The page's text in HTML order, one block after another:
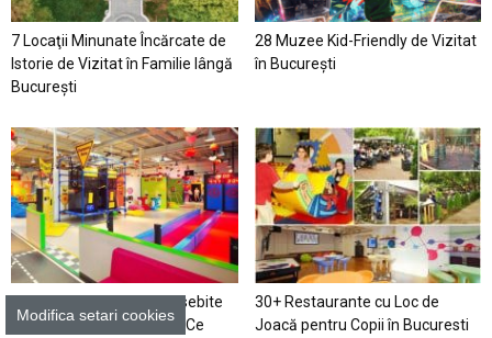
7 Locaţii Minunate Încărcate de
Istorie de Vizitat în Familie lângă
București
28 Muzee Kid-Friendly de Vizitat
în București
20+ Locuri de Joacă Deosebite
pentru Copii în Bucureşti. Ce
30+ Restaurante cu Loc de
Joacă pentru Copii în Bucuresti
Modifica setari cookies